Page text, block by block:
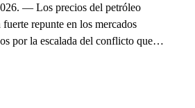
— Los precios del petróleo
repunte en los mercados
por la escalada del conflicto que…